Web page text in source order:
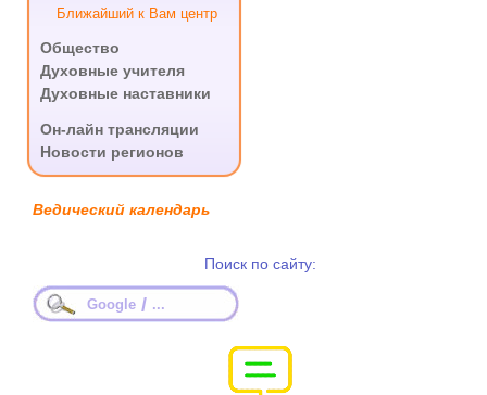
Ближайший к Вам центр
Общество
Духовные учителя
Духовные наставники
Он-лайн трансляции
Новости регионов
Ведический календарь
Поиск по сайту:
Google / ...